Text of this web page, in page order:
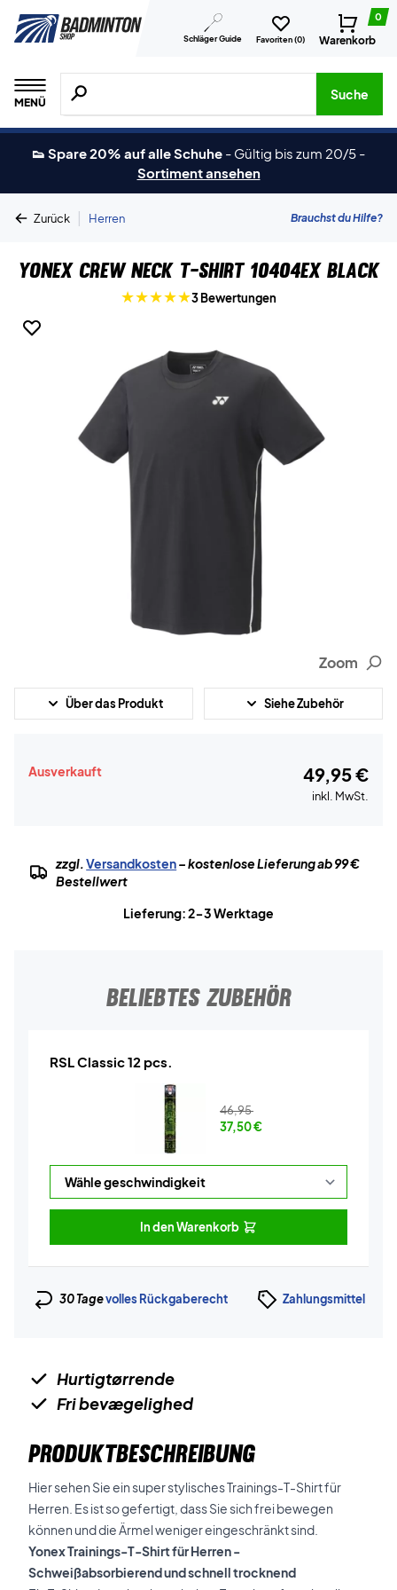
Schläger Guide Favoriten (0)
0
Warenkorb
MENÜ
Suche nach Produkten, Marken usw.
Suche
👟 Spare 20% auf alle Schuhe - Gültig bis zum 20/5 -
Sortiment ansehen
Zurück | Herren Brauchst du Hilfe?
Yonex Crew Neck T-shirt 10404EX Black
3 Bewertungen
Zoom
Über das Produkt Siehe Zubehör
Ausverkauft 49,95 €
inkl. MwSt.
zzgl.Versandkosten– kostenlose Lieferung ab 99 €
Bestellwert
Lieferung: 2-3 Werktage
BELIEBTES ZUBEHÖR
RSL Classic 12 pcs.
46,95
37,50€
In den Warenkorb
30 Tagevolles Rückgaberecht Zahlungsmittel
Hurtigtørrende
Fri bevægelighed
PRODUKTBESCHREIBUNG
Hier sehen Sie ein super stylisches Trainings-T-Shirt für
Herren. Es ist so gefertigt, dass Sie sich frei bewegen
können und die Ärmel weniger eingeschränkt sind.
Yonex Trainings-T-Shirt für Herren -
Schweißabsorbierend und schnell trocknend